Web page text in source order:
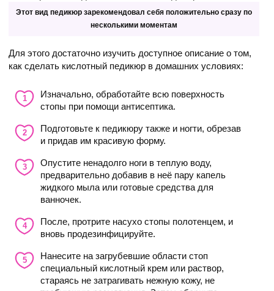
Этот вид педикюр зарекомендовал себя положительно сразу по
несколькими моментам
Для этого достаточно изучить доступное описание о том,
как сделать кислотный педикюр в домашних условиях:
Изначально, обработайте всю поверхность
стопы при помощи антисептика.
Подготовьте к педикюру также и ногти, обрезав
и придав им красивую форму.
Опустите ненадолго ноги в теплую воду,
предварительно добавив в неё пару капель
жидкого мыла или готовые средства для
ванночек.
После, протрите насухо стопы полотенцем, и
вновь продезинфицируйте.
Нанесите на загрубевшие области стоп
специальный кислотный крем или раствор,
стараясь не затрагивать нежную кожу, не